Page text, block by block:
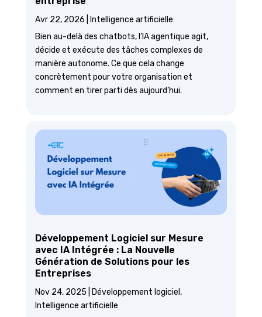
Avr 22, 2026 Intelligence artificielle
Bien au-delà des chatbots, l’IA agentique agit,
décide et exécute des tâches complexes de
manière autonome. Ce que cela change
concrètement pour votre organisation et
comment en tirer parti dès aujourd’hui.
Développement Logiciel sur Mesure
avec IA Intégrée : La Nouvelle
Génération de Solutions pour les
Entreprises
Nov 24, 2025 Développement logiciel ,
Intelligence artificielle